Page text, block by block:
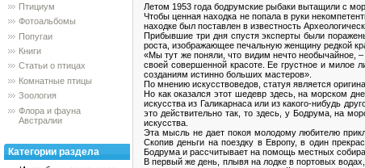
Птициум
Фотоальбомы
Попугаи
Книги
Статьи о птицах
Комнатные птицы
Зоология
Флора и фауна
Австралии
Категории раздела
Летом 1953 года бодрумские рыбаки вытащили с
Чтобы ценная находка не попала в руки
находке был поставлен в известность
Прибывшие три дня спустя эксперты были
роста, изображающее печальную женщину редкой
«Мы тут же поняли, что видим нечто необычайное,
своей совершенной красоте. Ее грустное и милое
созданиям истинно больших мастеров».
По мнению искусствоведов, статуя является
Но как оказался этот шедевр здесь, на морском
искусства из Галикарнаса или из какого-нибудь
это действительно так, то здесь, у Бодрума, на
искусства.
Эта мысль не дает покоя молодому любителю
Скопив деньги на поездку в Европу, в один
Бодрума и рассчитывает на помощь местных
В первый же день, плывя на лодке в портовых